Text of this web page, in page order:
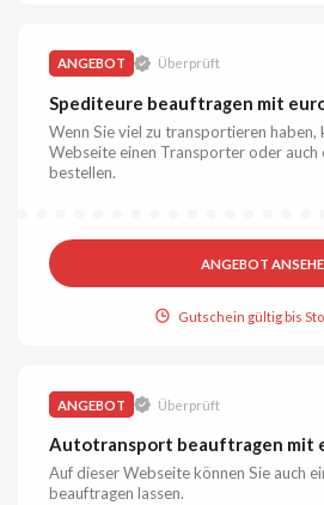
ANGEBOT Überprüft
Spediteure beauftragen mit
Wenn Sie viel zu transportieren haben,
Webseite einen Transporter oder auch
bestellen.
ANGEBOT
Gutschein gültig bis
ANGEBOT Überprüft
Autotransport beauftragen mit
Auf dieser Webseite können Sie auch
beauftragen lassen.